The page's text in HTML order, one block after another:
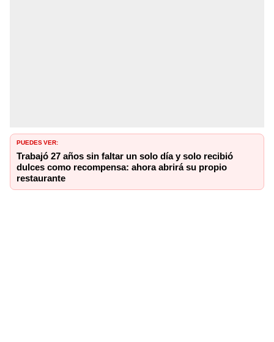
PUEDES VER:
Trabajó 27 años sin faltar un solo día y solo recibió
dulces como recompensa: ahora abrirá su propio
restaurante